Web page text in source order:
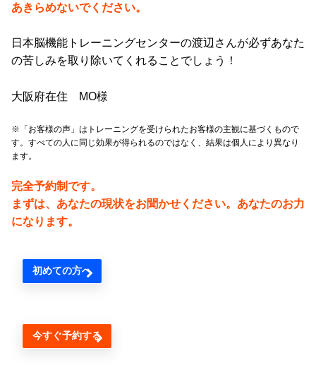
あきらめないでください。
日本脳機能トレーニングセンターの渡辺さんが必ずあなた
の苦しみを取り除いてくれることでしょう！
大阪府在住 MO様
※「お客様の声」はトレーニングを受けられたお客様の主観に基づくもので
す。すべての人に同じ効果が得られるのではなく、結果は個人により異なり
ます。
完全予約制です。
まずは、あなたの現状をお聞かせください。あなたのお力
になります。
初めての方へ
今すぐ予約する